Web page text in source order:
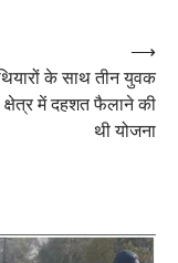
के साथ तीन युवक
क्षेत्र में दहशत फैलाने की
थी योजना
⟶